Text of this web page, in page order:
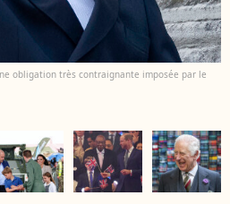
obligation très contraignante imposée par le